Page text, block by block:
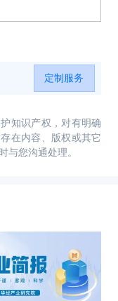
定制服务
知识产权，对有明确
在内容、版权或其它
您沟通处理。